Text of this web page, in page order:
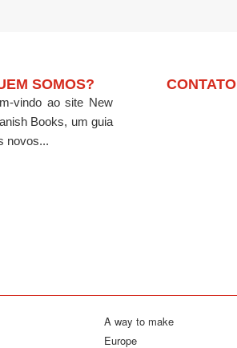
SOMOS?
vindo ao site New
Books, um guia
novos...
CONTATO
A way to make
Europe